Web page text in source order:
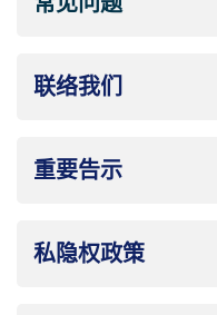
联络我们
重要告示
私隐权政策